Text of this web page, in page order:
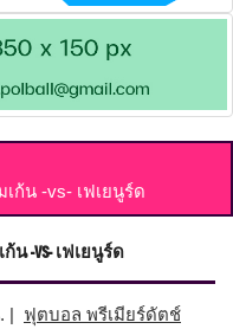
ก้น -vs- เฟเยนูร์ด
น -vs- เฟเยนูร์ด
| ฟุตบอล พรีเมียร์ดัตช์